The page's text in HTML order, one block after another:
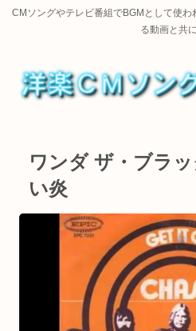
CMソングやテレビ番組でBGMとして使
る動画と共
ワンダ ザ・ブラ
い炎